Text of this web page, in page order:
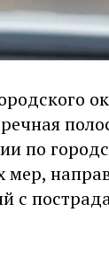
по
с